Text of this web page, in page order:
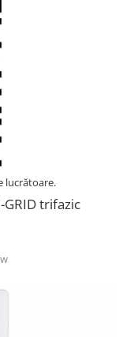
lucrătoare.
GRID trifazic